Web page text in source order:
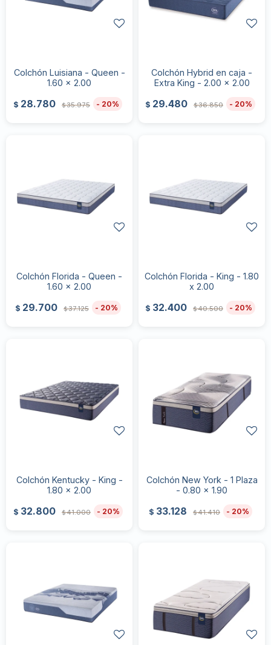
Colchón Luisiana - Queen -
1.60 x 2.00
$ 28.780 $35.975 20
Colchón Hybrid en caja -
Extra King - 2.00 x 2.00
$ 29.480 $36.850 20
Colchón Florida - Queen -
1.60 x 2.00
$ 29.700 $37.125 20
Colchón Florida - King - 1.80
x 2.00
$ 32.400 $40.500 20
Colchón Kentucky - King -
1.80 x 2.00
$ 32.800 $41.000 20
Colchón New York - 1 Plaza
- 0.80 x 1.90
$ 33.128 $41.410 20